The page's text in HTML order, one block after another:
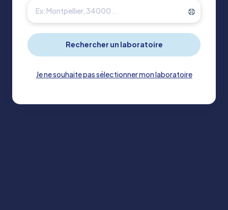
Je ne souhaite pas sélectionner mon laboratoire